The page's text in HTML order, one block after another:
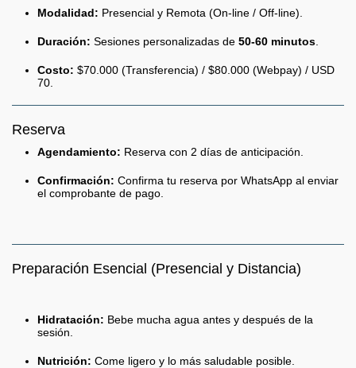
Modalidad: Presencial y Remota (On-line / Off-line).
Duración: Sesiones personalizadas de 50-60 minutos
Costo: $70.000 (Transferencia) / $80.000 (Webpay) / USD
70.
Reserva
Agendamiento: Reserva con 2 días de anticipación.
Confirmación: Confirma tu reserva por WhatsApp al enviar
el comprobante de pago.
Preparación Esencial (Presencial y Distancia)
Hidratación: Bebe mucha agua antes y después de la
sesión.
Nutrición: Come ligero y lo más saludable posible.